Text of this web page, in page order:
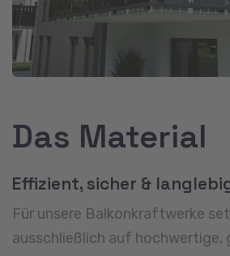
Das Material
Effizient, sicher &
Für unsere Balkonkraftwerke
ausschließlich auf hochwertige,